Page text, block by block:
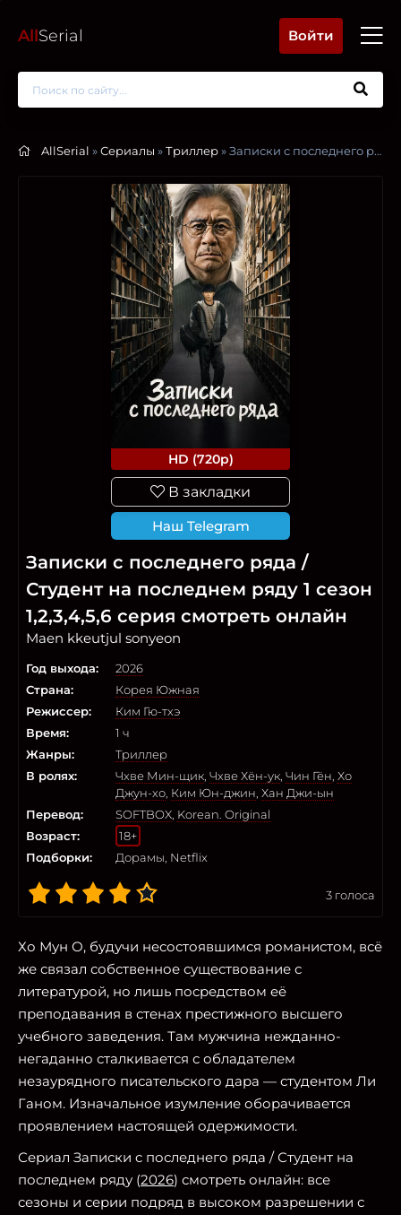
AllSerial Войти
AllSerial »Сериалы »Триллер» Записки c последнего ряда / Студент на последнем ряду
HD (720p)
В закладки
Наш Telegram
Записки c последнего ряда /
Студент на последнем ряду 1 сезон
1,2,3,4,5,6 серия смотреть онлайн
Maen kkeutjul sonyeon
Год выхода:
2026
Страна:
Корея Южная
Режиссер:
Ким Гю-тхэ
Время:
1 ч
Жанры:
Триллер
В ролях:
Чхве Мин-щик Чхве Хён-ук Чин Гён Хо
Джун-хо Ким Юн-джин Хан Джи-ын
Перевод:
SOFTBOX Korean. Original
Возраст:
18+
Подборки:
Дорамы, Netflix
3 голоса
Хо Мун О, будучи несостоявшимся романистом, всё
же связал собственное существование с
литературой, но лишь посредством её
преподавания в стенах престижного высшего
учебного заведения. Там мужчина нежданно-
негаданно сталкивается с обладателем
незаурядного писательского дара — студентом Ли
Ганом. Изначальное изумление оборачивается
проявлением настоящей одержимости.
Сериал Записки c последнего ряда / Студент на
последнем ряду (2026) смотреть онлайн: все
сезоны и серии подряд в высоком разрешении с